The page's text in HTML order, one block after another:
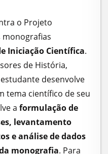
o Projeto
monografias
Iniciação Científica.
de História,
desenvolve
tema científico de seu
a formulação de
levantamento
e análise de dados
monografia. Para